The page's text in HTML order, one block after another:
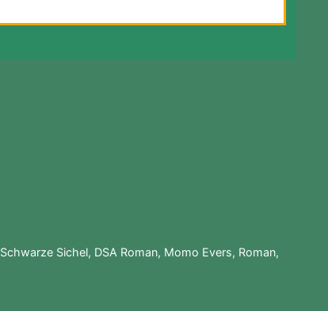
Schwarze Sichel, DSA Roman, Momo Evers, Roman,